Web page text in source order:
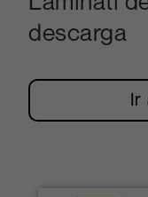
descarga
Ir